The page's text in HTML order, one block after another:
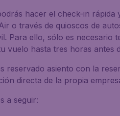
hacer el check-in
o través de quioscos de
Para ello, sólo es
vuelo hasta tres horas antes
reservado asiento con la
directa de la propia
a seguir: